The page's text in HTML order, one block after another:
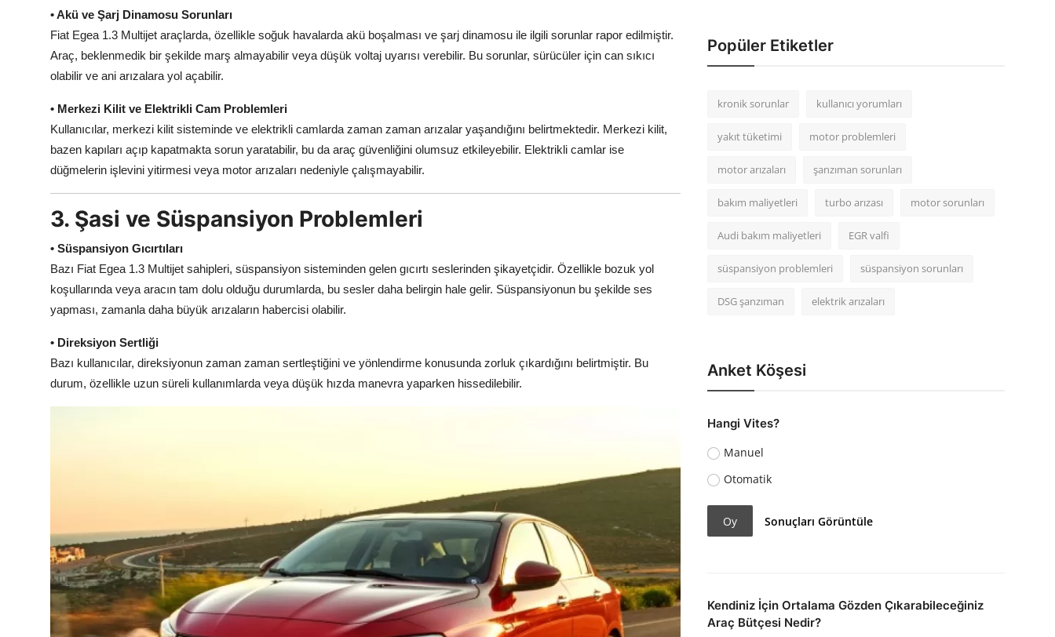
• Akü ve Şarj Dinamosu Sorunları
Fiat Egea 1.3 Multijet araçlarda, özellikle soğuk havalarda akü boşalması ve şarj dinamosu ile ilgili sorunlar rapor edilmiştir.
Araç, beklenmedik bir şekilde marş almayabilir veya düşük voltaj uyarısı verebilir. Bu sorunlar, sürücüler için can sıkıcı
olabilir ve ani arızalara yol açabilir.
• Merkezi Kilit ve Elektrikli Cam Problemleri
Kullanıcılar, merkezi kilit sisteminde ve elektrikli camlarda zaman zaman arızalar yaşandığını belirtmektedir. Merkezi kilit,
bazen kapıları açıp kapatmakta sorun yaratabilir, bu da araç güvenliğini olumsuz etkileyebilir. Elektrikli camlar ise
düğmelerin işlevini yitirmesi veya motor arızaları nedeniyle çalışmayabilir.
3. Şasi ve Süspansiyon Problemleri
• Süspansiyon Gıcırtıları
Bazı Fiat Egea 1.3 Multijet sahipleri, süspansiyon sisteminden gelen gıcırtı seslerinden şikayetçidir. Özellikle bozuk yol
koşullarında veya aracın tam dolu olduğu durumlarda, bu sesler daha belirgin hale gelir. Süspansiyonun bu şekilde ses
yapması, zamanla daha büyük arızaların habercisi olabilir.
• Direksiyon Sertliği
Bazı kullanıcılar, direksiyonun zaman zaman sertleştiğini ve yönlendirme konusunda zorluk çıkardığını belirtmiştir. Bu
durum, özellikle uzun süreli kullanımlarda veya düşük hızda manevra yaparken hissedilebilir.
Popüler Etiketler
kronik sorunlar kullanıcı yorumları
yakıt tüketimi motor problemleri
motor arızaları şanzıman sorunları
bakım maliyetleri turbo arızası motor sorunları
Audi bakım maliyetleri EGR valfi
süspansiyon problemleri süspansiyon sorunları
DSG şanzıman elektrik arızaları
Anket Köşesi
Hangi Vites?
Manuel
Otomatik
Oy Sonuçları Görüntüle
Kendiniz İçin Ortalama Gözden Çıkarabileceğiniz
Araç Bütçesi Nedir?